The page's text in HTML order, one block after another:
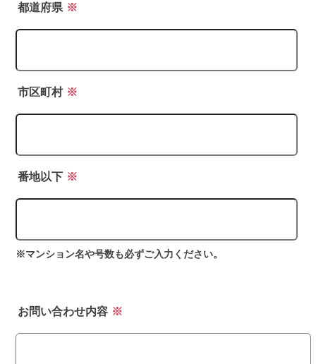
都道府県 ※
市区町村 ※
番地以下 ※
※マンション名や号数も必ずご入力ください。
お問い合わせ内容 ※